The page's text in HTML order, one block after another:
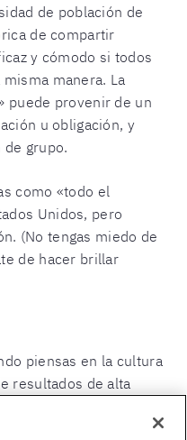
de población de
de compartir
y cómodo si todos
manera. La
puede provenir de un
u obligación, y
grupo.
como «todo el
Unidos, pero
(No tengas miedo de
de hacer brillar
piensas en la cultura
resultados de alta
no son